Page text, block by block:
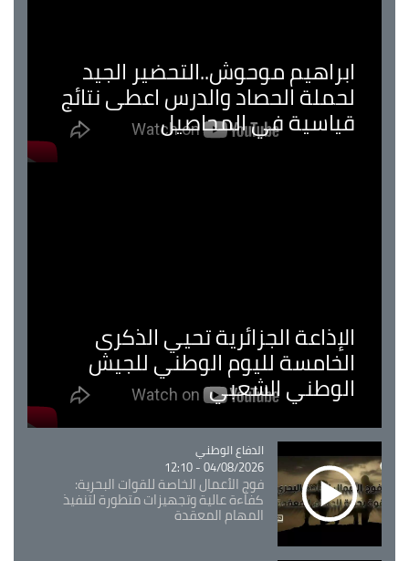
ابراهيم موحوش..التحضير الجيد
لحملة الحصاد والدرس اعطى نتائج
قياسية في المحاصيل
الإذاعة الجزائرية تحيي الذكرى
الخامسة لليوم الوطني للجيش
الوطني الشعبي
Catégorie
الدفاع الوطني
04/08/2026 - 12:10
فوج الأعمال الخاصة للقوات البحرية:
كفاءة عالية وتجهيزات متطورة لتنفيذ
المهام المعقدة